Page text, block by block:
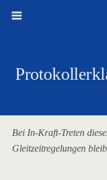
Bei In-Kraft-Treten
Gleitzeitregelungen